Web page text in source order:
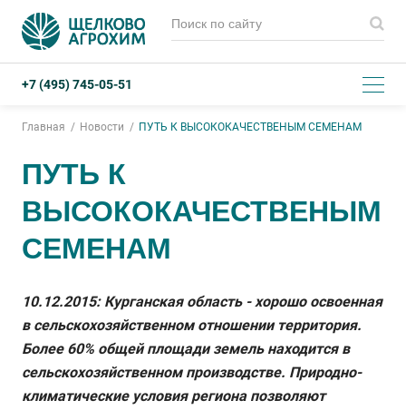
+7 (495) 745-05-51
Главная Новости ПУТЬ К ВЫСОКОКАЧЕСТВЕНЫМ СЕМЕНАМ
ПУТЬ К
ВЫСОКОКАЧЕСТВЕНЫМ
СЕМЕНАМ
10.12.2015: Курганская область - хорошо освоенная
в сельскохозяйственном отношении территория.
Более 60% общей площади земель находится в
сельскохозяйственном производстве. Природно-
климатические условия региона позволяют